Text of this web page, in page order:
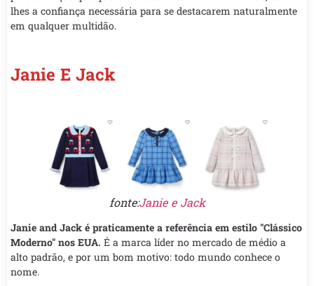
lhes a confiança necessária para se destacarem naturalmente
em qualquer multidão.
Janie E Jack
fonte:Janie e Jack
Janie and Jack é praticamente a referência em estilo "Clássico
Moderno" nos EUA. É a marca líder no mercado de médio a
alto padrão, e por um bom motivo: todo mundo conhece o
nome.